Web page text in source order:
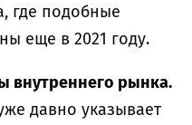
где подобные
еще в 2021 году.
внутреннего рынка.
давно указывает